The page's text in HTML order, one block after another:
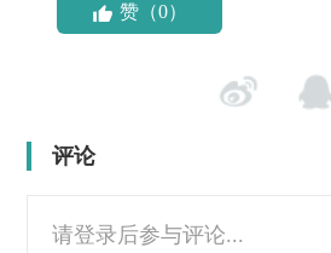
赞（0）
评论
请登录后参与评论...